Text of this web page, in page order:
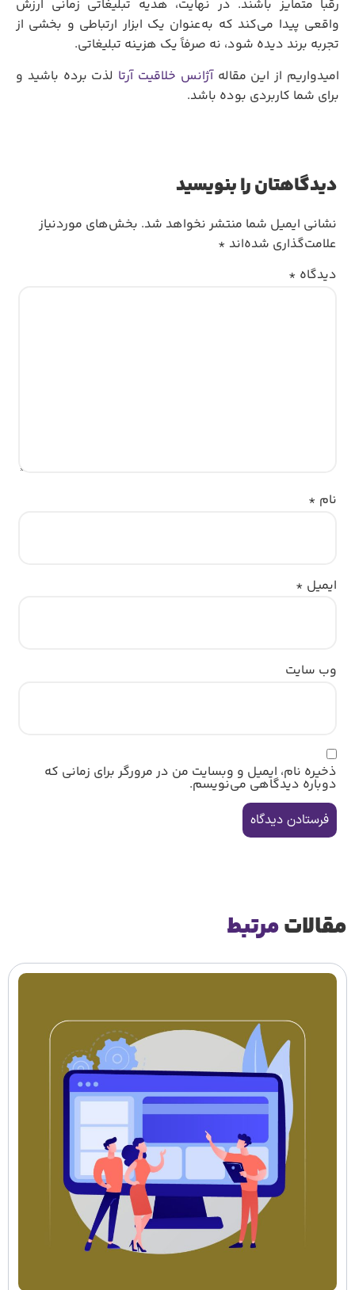
رقبا متمایز باشند. در نهایت، هدیه تبلیغاتی زمانی ارزش
واقعی پیدا می‌کند که به‌عنوان یک ابزار ارتباطی و بخشی از
تجربه برند دیده شود، نه صرفاً یک هزینه تبلیغاتی.
امیدواریم از این مقالهآژانس خلاقیت آرتا لذت برده باشید و
برای شما کاربردی بوده باشد.
دیدگاهتان را بنویسید
نشانی ایمیل شما منتشر نخواهد شد. بخش‌های موردنیاز
علامت‌گذاری شده‌اند *
دیدگاه *
نام *
ایمیل *
وب‌ سایت
ذخیره نام، ایمیل و وبسایت من در مرورگر برای زمانی که
دوباره دیدگاهی می‌نویسم.
مقالاتمرتبط